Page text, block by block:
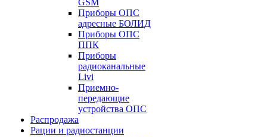
Приборы ОПС
адресные БОЛИД
Приборы ОПС
ППК
Приборы
радиоканальные
Livi
Приемно-
передающие
устройства ОПС
Распродажа
Рации и радиостанции